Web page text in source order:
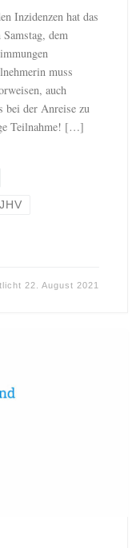
Inzidenzen hat das
dem
muss
auch
bei der Anreise zu
Teilnahme! […]
JHV
22. August 2021